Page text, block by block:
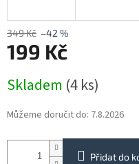
349 Kč –42 %
199 Kč
cena:
Skladem (4 ks)
Můžeme doručit do: 7.8.2026
Přidat do